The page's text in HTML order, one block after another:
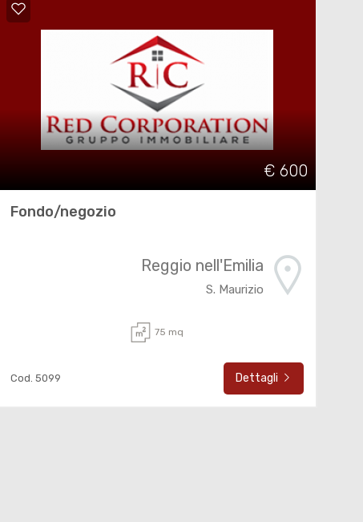
€ 600
Fondo/negozio
Reggio nell'Emilia
S. Maurizio
75 mq
Cod. 5099 Dettagli